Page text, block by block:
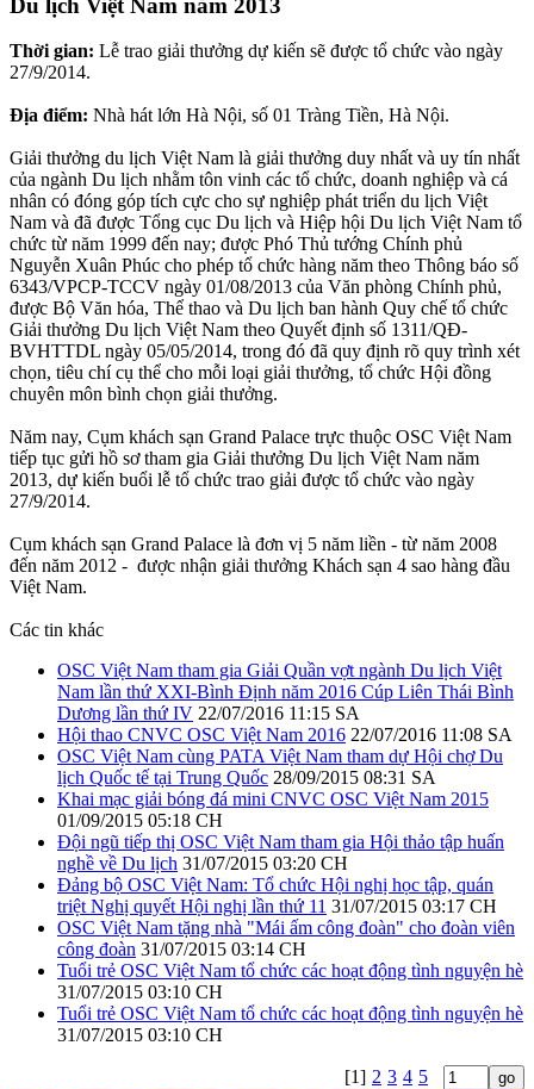
Du lịch Việt Nam năm 2013
Thời gian: Lễ trao giải thưởng dự kiến sẽ được tổ chức vào ngày
27/9/2014.
Địa điểm: Nhà hát lớn Hà Nội, số 01 Tràng Tiền, Hà Nội.
Giải thưởng du lịch Việt Nam là giải thưởng duy nhất và uy tín nhất
của ngành Du lịch nhằm tôn vinh các tổ chức, doanh nghiệp và cá
nhân có đóng góp tích cực cho sự nghiệp phát triển du lịch Việt
Nam và đã được Tổng cục Du lịch và Hiệp hội Du lịch Việt Nam tổ
chức từ năm 1999 đến nay; được Phó Thủ tướng Chính phủ
Nguyễn Xuân Phúc cho phép tổ chức hàng năm theo Thông báo số
6343/VPCP-TCCV ngày 01/08/2013 của Văn phòng Chính phủ,
được Bộ Văn hóa, Thể thao và Du lịch ban hành Quy chế tổ chức
Giải thưởng Du lịch Việt Nam theo Quyết định số 1311/QĐ-
BVHTTDL ngày 05/05/2014, trong đó đã quy định rõ quy trình xét
chọn, tiêu chí cụ thể cho mỗi loại giải thưởng, tổ chức Hội đồng
chuyên môn bình chọn giải thưởng.
Năm nay, Cụm khách sạn Grand Palace trực thuộc OSC Việt Nam
tiếp tục gửi hồ sơ tham gia Giải thưởng Du lịch Việt Nam năm
2013, dự kiến buổi lễ tổ chức trao giải được tổ chức vào ngày
27/9/2014.
Cụm khách sạn Grand Palace là đơn vị 5 năm liền - từ năm 2008
đến năm 2012 - được nhận giải thưởng Khách sạn 4 sao hàng đầu
Việt Nam.
Các tin khác
OSC Việt Nam tham gia Giải Quần vợt ngành Du lịch Việt
Nam lần thứ XXI-Bình Định năm 2016 Cúp Liên Thái Bình
Dương lần thứ IV 22/07/2016 11:15 SA
Hội thao CNVC OSC Việt Nam 2016 22/07/2016 11:08 SA
OSC Việt Nam cùng PATA Việt Nam tham dự Hội chợ Du
lịch Quốc tế tại Trung Quốc 28/09/2015 08:31 SA
Khai mạc giải bóng đá mini CNVC OSC Việt Nam 2015
01/09/2015 05:18 CH
Đội ngũ tiếp thị OSC Việt Nam tham gia Hội thảo tập huấn
nghề về Du lịch 31/07/2015 03:20 CH
Đảng bộ OSC Việt Nam: Tổ chức Hội nghị học tập, quán
triệt Nghị quyết Hội nghị lần thứ 11 31/07/2015 03:17 CH
OSC Việt Nam tặng nhà "Mái ấm công đoàn" cho đoàn viên
công đoàn 31/07/2015 03:14 CH
Tuổi trẻ OSC Việt Nam tổ chức các hoạt động tình nguyện hè
31/07/2015 03:10 CH
Tuổi trẻ OSC Việt Nam tổ chức các hoạt động tình nguyện hè
31/07/2015 03:10 CH
[1] 2 3 4 5